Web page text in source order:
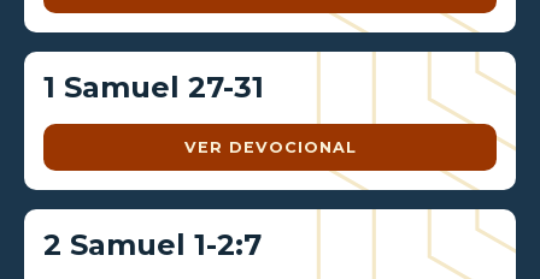
1 Samuel 27-31
VER DEVOCIONAL
2 Samuel 1-2:7